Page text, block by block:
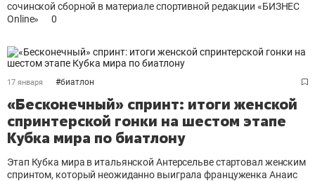
сочинской сборной в материале спортивной редакции «БИЗНЕС
Online»
0
17 января #биатлон
«Бесконечный» спринт: итоги женской
спринтерской гонки на шестом этапе
Кубка мира по биатлону
Этап Кубка мира в итальянской Антерсельве стартовал женским
спринтом, который неожиданно выиграла француженка Анаис